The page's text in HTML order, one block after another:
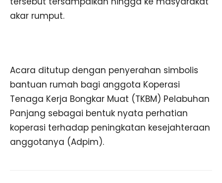
akar rumput.
Acara ditutup dengan penyerahan simbolis
bantuan rumah bagi anggota Koperasi
Tenaga Kerja Bongkar Muat (TKBM) Pelabuhan
Panjang sebagai bentuk nyata perhatian
koperasi terhadap peningkatan kesejahteraan
anggotanya (Adpim).